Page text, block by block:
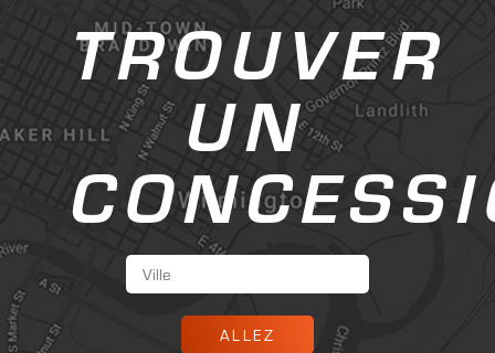
TROUVER
UN
ALLEZ